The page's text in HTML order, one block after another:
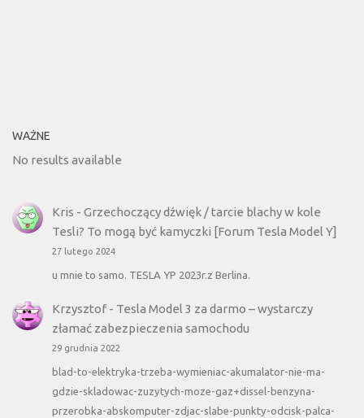
WAŻNE
No results available
Kris - Grzechoczący dźwięk / tarcie blachy w kole
Tesli? To mogą być kamyczki [Forum Tesla Model Y]
27 lutego 2024
u mnie to samo. TESLA YP 2023r.z Berlina.
Krzysztof- Tesla Model 3 za darmo – wystarczy
złamać zabezpieczenia samochodu
29 grudnia 2022
blad-to-elektryka-trzeba-wymieniac-akumalator-nie-ma-
gdzie-skladowac-zuzytych-moze-gaz+dissel-benzyna-
przerobka-abskomputer-zdjac-slabe-punkty-odcisk-palca-